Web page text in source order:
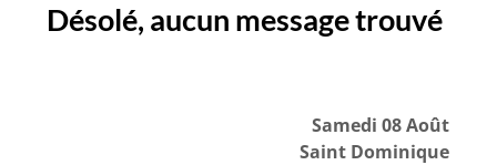
Désolé, aucun message trouvé
Samedi 08 Août
Saint Dominique